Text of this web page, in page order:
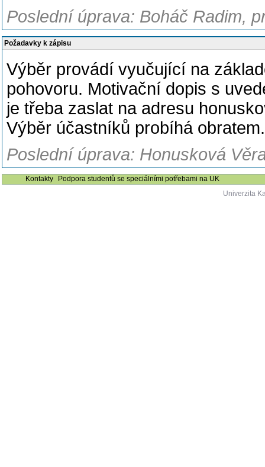
Poslední úprava: Boháč Radim,
Požadavky k zápisu
Výběr provádí vyučující na
pohovoru. Motivační dopis s
je třeba zaslat na adresu
Výběr účastníků probíhá obratem.
Poslední úprava: Honusková
Kontakty
Podpora studentů se speciálními potřebami na UK
Univerzita